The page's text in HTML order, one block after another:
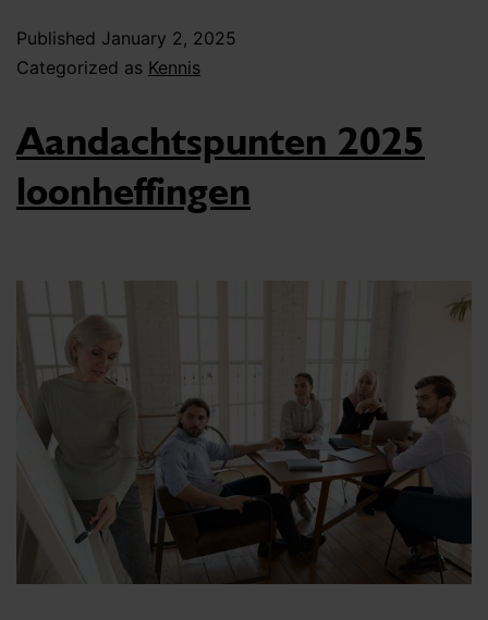
Published January 2, 2025
Categorized as Kennis
Aandachtspunten 2025
loonheffingen